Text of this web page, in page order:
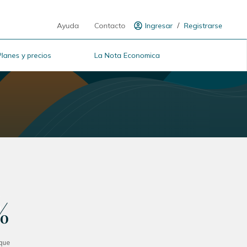
Ayuda Contacto Ingresar / Registrarse
y precios La Nota Economica